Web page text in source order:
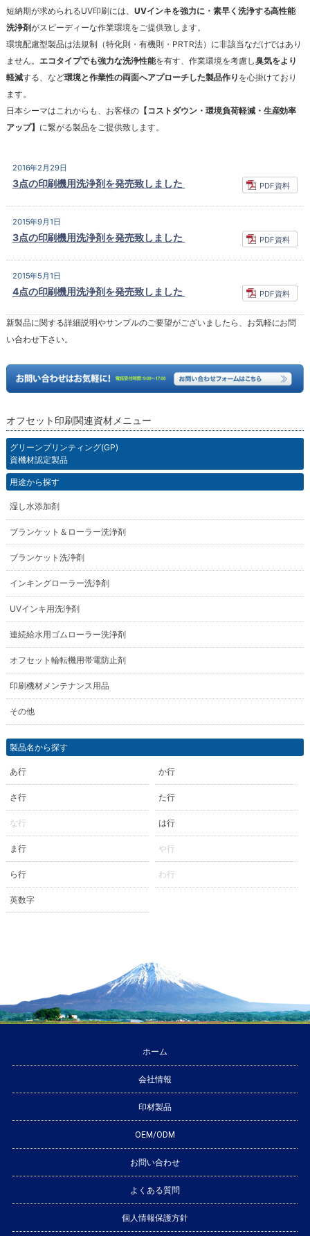
短納期が求められるUV印刷には、 UVインキを強力に・素早く洗浄する高性能
洗浄剤がスピーディーな作業環境をご提供致します。
環境配慮型製品は法規制（特化則・有機則・PRTR法）に非該当なだけではあり
ません。 エコタイプでも強力な洗浄性能を有す、作業環境を考慮し臭気をより
軽減する、など環境と作業性の両面へアプローチした製品作り を心掛けており
ます。
日本シーマはこれからも、お客様の【コストダウン・環境負荷軽減・生産効率
アップ】 に繋がる製品をご提供致します。
2016年2月29日
3点の印刷機用洗浄剤を発売致しました PDF資料
2015年9月1日
3点の印刷機用洗浄剤を発売致しました PDF資料
2015年5月1日
4点の印刷機用洗浄剤を発売致しました PDF資料
新製品に関する詳細説明やサンプルのご要望がございましたら、お気軽にお問
い合わせ下さい。
オフセット印刷関連資材メニュー
グリーンプリンティング(GP)
資機材認定製品
用途から探す
湿し水添加剤
ブランケット＆ローラー洗浄剤
ブランケット洗浄剤
インキングローラー洗浄剤
UVインキ用洗浄剤
連続給水用ゴムローラー洗浄剤
オフセット輪転機用帯電防止剤
印刷機材メンテナンス用品
その他
製品名から探す
あ行 か行
さ行 た行
な行 は行
ま行 や行
ら行 わ行
英数字
ホーム
会社情報
印材製品
OEM/ODM
お問い合わせ
よくある質問
個人情報保護方針